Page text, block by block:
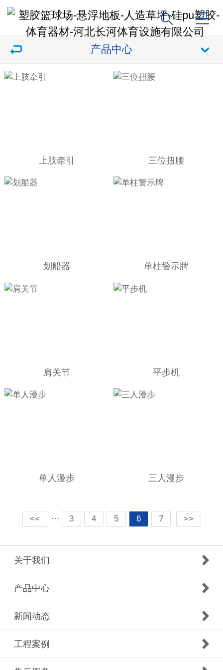
产品中心
上肢牵引 三位扭腰
划船器 单柱警示牌
肩关节 平步机
单人漫步 三人漫步
<< ··· 3 4 5 6 7 >>
关于我们
产品中心
新闻动态
工程案例